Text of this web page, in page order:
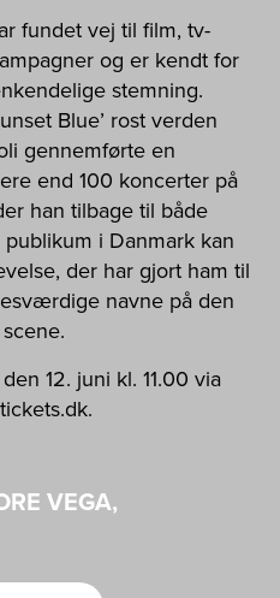
fundet vej til film, tv-
og er kendt for
stemning.
Blue’ rost verden
gennemførte en
end 100 koncerter på
han tilbage til både
i Danmark kan
der har gjort ham til
navne på den
12. juni kl. 11.00 via
VEGA,